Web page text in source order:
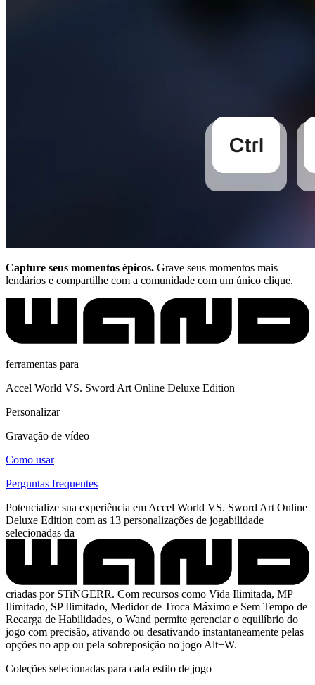
Capture seus momentos épicos. Grave seus momentos mais
lendários e compartilhe com a comunidade com um único clique.
ferramentas para
Accel World VS. Sword Art Online Deluxe Edition
Personalizar
Gravação de vídeo
Como usar
Perguntas frequentes
Potencialize sua experiência em Accel World VS. Sword Art Online
Deluxe Edition com as 13 personalizações de jogabilidade
selecionadas da
criadas por STiNGERR. Com recursos como Vida Ilimitada, MP
Ilimitado, SP Ilimitado, Medidor de Troca Máximo e Sem Tempo de
Recarga de Habilidades, o Wand permite gerenciar o equilíbrio do
jogo com precisão, ativando ou desativando instantaneamente pelas
opções no app ou pela sobreposição no jogo Alt+W.
Coleções selecionadas para cada estilo de jogo